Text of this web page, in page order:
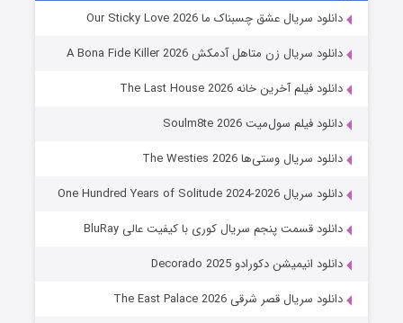
شوهر
عملیات آپارتمان
قسمت۲ (زیرنویس) منتشر شد
دانلود سریال عشق چسبناک ما Our Sticky Love 2026
دانلود سریال زن متاهل آدمکش A Bona Fide Killer 2026
دانلود فیلم آخرین خانه The Last House 2026
دانلود فیلم سول‌میت Soulm8te 2026
دانلود سریال وستی‌ها The Westies 2026
دانلود سریال One Hundred Years of Solitude 2024-2026
دانلود قسمت پنجم سریال کوری با کیفیت عالی BluRay
دانلود انیمیشن دکورادو Decorado 2025
دانلود سریال قصر شرقی The East Palace 2026